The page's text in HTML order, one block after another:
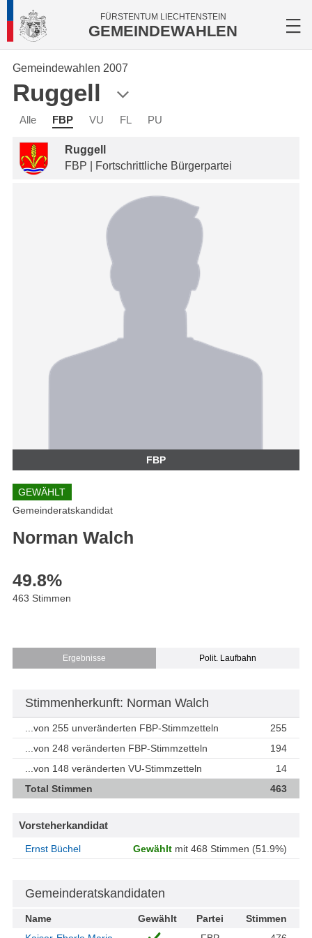
FÜRSTENTUM LIECHTENSTEIN
GEMEINDEWAHLEN
Gemeindewahlen 2007
Ruggell
Alle FBP VU FL PU
Ruggell
FBP | Fortschrittliche Bürgerpartei
FBP
GEWÄHLT
Gemeinderatskandidat
Norman Walch
49.8%
463 Stimmen
Ergebnisse Polit. Laufbahn
Stimmenherkunft: Norman Walch
...von 255 unveränderten FBP-Stimmzetteln
255
...von 248 veränderten FBP-Stimmzetteln
194
...von 148 veränderten VU-Stimmzetteln
14
Total Stimmen
463
Vorsteherkandidat
Ernst Büchel Gewählt mit 468 Stimmen (51.9%)
Gemeinderatskandidaten
Name Gewählt Partei
Stimmen